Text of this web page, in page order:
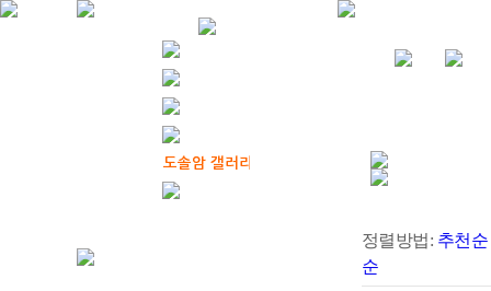
정렬방법: 추천순
순